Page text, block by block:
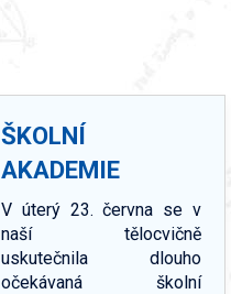
ŠKOLNÍ
AKADEMIE
V úterý 23. června se v
naší tělocvičně
uskutečnila dlouho
očekávaná školní